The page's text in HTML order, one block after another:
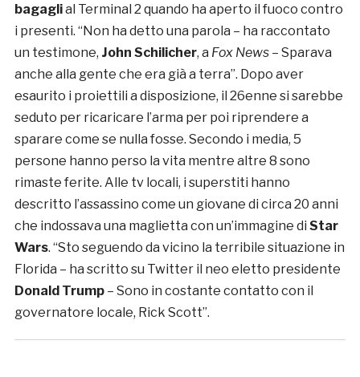
bagaglial Terminal 2 quando ha aperto il fuoco contro
i presenti. “Non ha detto una parola – ha raccontato
un testimone, John Schilicher, a Fox News– Sparava
anche alla gente che era già a terra”. Dopo aver
esaurito i proiettili a disposizione, il 26enne si sarebbe
seduto per ricaricare l’arma per poi riprendere a
sparare come se nulla fosse. Secondo i media, 5
persone hanno perso la vita mentre altre 8 sono
rimaste ferite. Alle tv locali, i superstiti hanno
descritto l’assassino come un giovane di circa 20 anni
che indossava una maglietta con un’immagine di Star
Wars. “Sto seguendo da vicino la terribile situazione in
Florida – ha scritto su Twitter il neo eletto presidente
Donald Trump– Sono in costante contatto con il
governatore locale, Rick Scott”.